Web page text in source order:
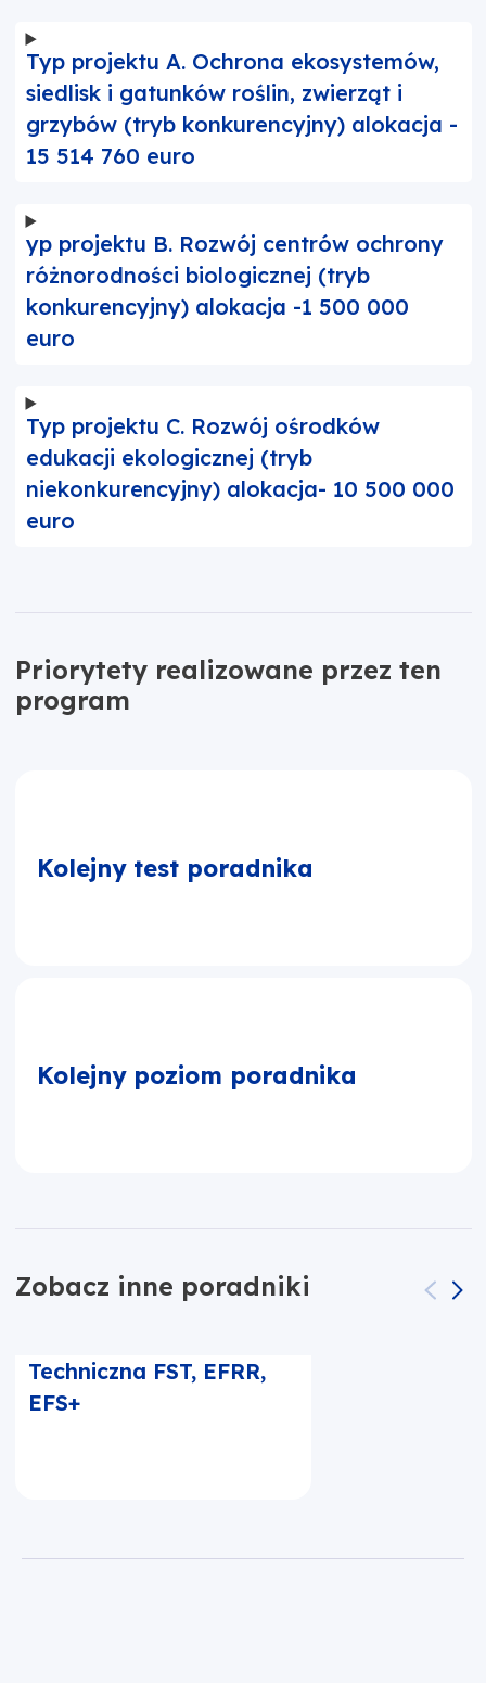
Typ projektu A. Ochrona ekosystemów,
siedlisk i gatunków roślin, zwierząt i
grzybów (tryb konkurencyjny) alokacja -
15 514 760 euro
yp projektu B. Rozwój centrów ochrony
różnorodności biologicznej (tryb
konkurencyjny) alokacja -1 500 000
euro
Typ projektu C. Rozwój ośrodków
edukacji ekologicznej (tryb
niekonkurencyjny) alokacja- 10 500 000
euro
Priorytety realizowane przez ten
program
Kolejny test poradnika
Kolejny poziom poradnika
Zobacz inne poradniki
Techniczna FST, EFRR,
EFS+